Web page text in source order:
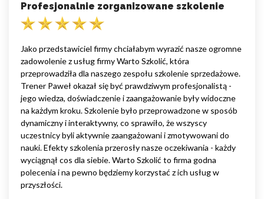
Profesjonalnie zorganizowane szkolenie
Jako przedstawiciel firmy chciałabym wyrazić nasze ogromne
zadowolenie z usług firmy Warto Szkolić, która
przeprowadziła dla naszego zespołu szkolenie sprzedażowe.
Trener Paweł okazał się być prawdziwym profesjonalistą -
jego wiedza, doświadczenie i zaangażowanie były widoczne
na każdym kroku. Szkolenie było przeprowadzone w sposób
dynamiczny i interaktywny, co sprawiło, że wszyscy
uczestnicy byli aktywnie zaangażowani i zmotywowani do
nauki. Efekty szkolenia przerosły nasze oczekiwania - każdy
wyciągnął cos dla siebie. Warto Szkolić to firma godna
polecenia i na pewno będziemy korzystać z ich usług w
przyszłości.